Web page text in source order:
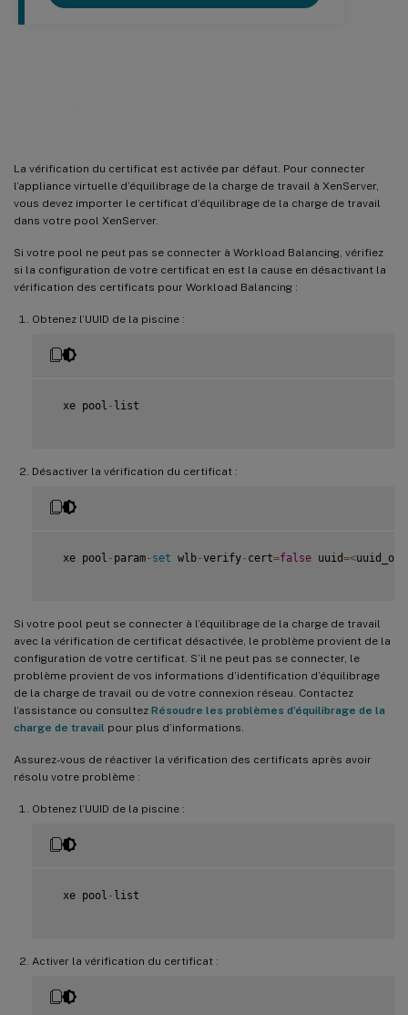
La vérification du certificat est activée par défaut. Pour connecter
l’appliance virtuelle d’équilibrage de la charge de travail à XenServer,
vous devez importer le certificat d’équilibrage de la charge de travail
dans votre pool XenServer.
Si votre pool ne peut pas se connecter à Workload Balancing, vérifiez
si la configuration de votre certificat en est la cause en désactivant la
vérification des certificats pour Workload Balancing :
Obtenez l’UUID de la piscine :
  xe pool
- list
Désactiver la vérification du certificat :
  xe pool
- param- set wlb-verify- cert=false uuid=<
Si votre pool peut se connecter à l’équilibrage de la charge de travail
avec la vérification de certificat désactivée, le problème provient de la
configuration de votre certificat. S’il ne peut pas se connecter, le
problème provient de vos informations d’identification d’équilibrage
de la charge de travail ou de votre connexion réseau. Contactez
l’assistance ou consultez Résoudre les problèmes d’équilibrage de la
charge de travail pour plus d’informations.
Assurez-vous de réactiver la vérification des certificats après avoir
résolu votre problème :
Obtenez l’UUID de la piscine :
  xe pool
- list
Activer la vérification du certificat :